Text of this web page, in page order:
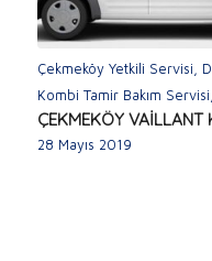
Çekmeköy Yetkili Servisi
Kombi Tamir Bakım Servisi
ÇEKMEKÖY VAİLLANT
28 Mayıs 2019